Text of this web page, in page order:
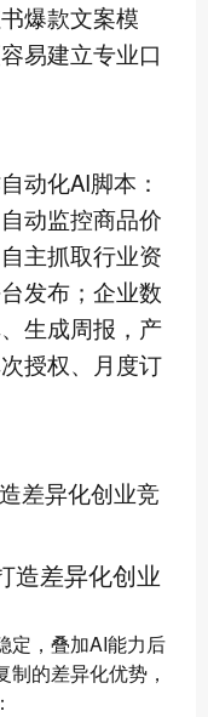
爆款文案模
易建立专业口
动化AI脚本：
动监控商品价
主抓取行业资
发布；企业数
生成周报，产
授权、月度订
差异化创业竞
造差异化创业
定，叠加AI能力后
的差异化优势，